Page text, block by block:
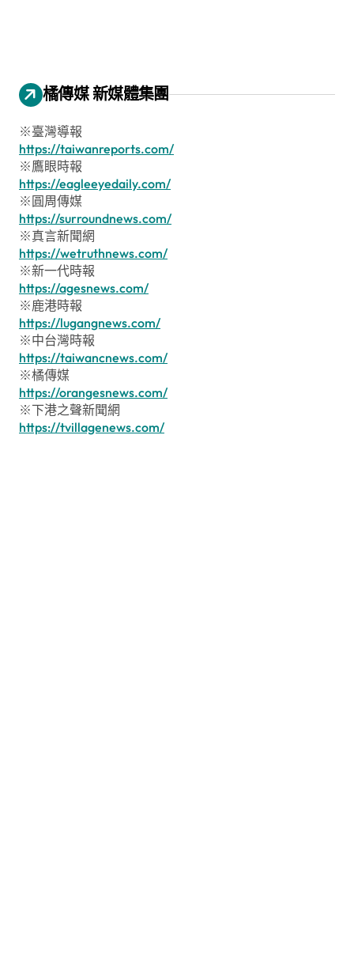
橘傳媒 新媒體集團
※臺灣導報
https://taiwanreports.com/
※鷹眼時報
https://eagleeyedaily.com/
※圓周傳媒
https://surroundnews.com/
※真言新聞網
https://wetruthnews.com/
※新一代時報
https://agesnews.com/
※鹿港時報
https://lugangnews.com/
※中台灣時報
https://taiwancnews.com/
※橘傳媒
https://orangesnews.com/
※下港之聲新聞網
https://tvillagenews.com/